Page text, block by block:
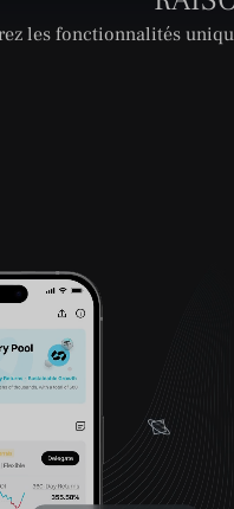
les fonctionnalités